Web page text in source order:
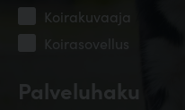
Palveluhaku
Koirakuvaaja
Koirasovellus